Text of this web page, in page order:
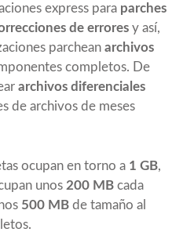
express para parches
de errores y así,
parchean archivos
completos. De
archivos diferenciales
de archivos de meses
ocupan en torno a 1 GB,
unos 200 MB cada
500 MB de tamaño al